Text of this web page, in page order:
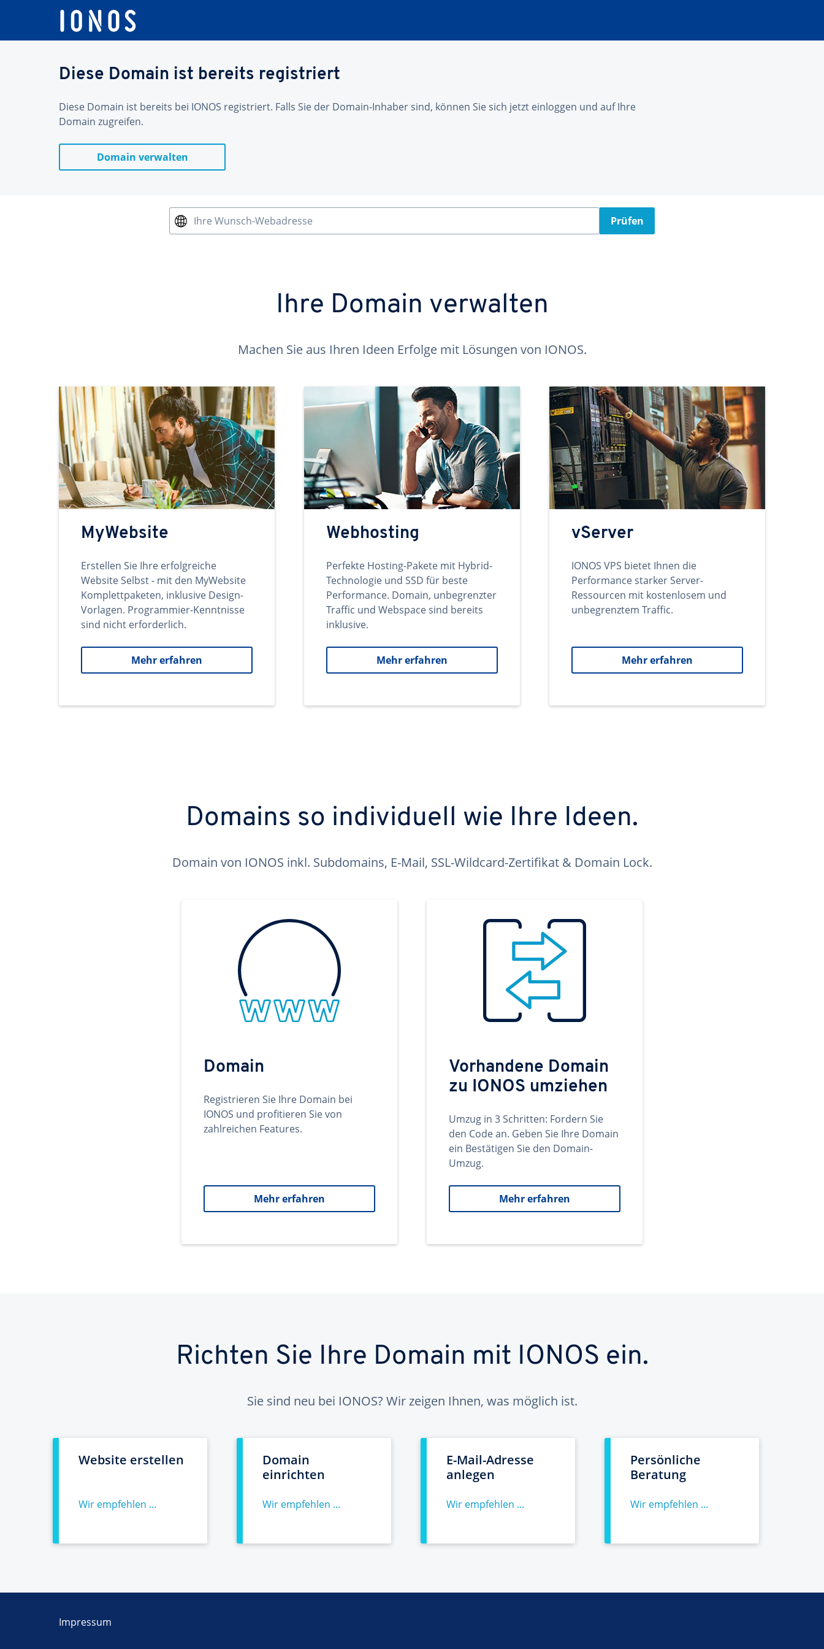
Diese Domain ist bereits registriert
Diese Domain ist bereits bei IONOS registriert. Falls Sie der Domain-Inhaber sind, können Sie sich jetzt einloggen und auf Ihre
Domain zugreifen.
Domain verwalten
Ihre Wunsch-Webadresse Prüfen
Ihre Domain verwalten
Machen Sie aus Ihren Ideen Erfolge mit Lösungen von IONOS.
MyWebsite
Erstellen Sie Ihre erfolgreiche
Website Selbst - mit den MyWebsite
Komplettpaketen, inklusive Design-
Vorlagen. Programmier-Kenntnisse
sind nicht erforderlich.
Mehr erfahren
Webhosting
Perfekte Hosting-Pakete mit Hybrid-
Technologie und SSD für beste
Performance. Domain, unbegrenzter
Traffic und Webspace sind bereits
inklusive.
Mehr erfahren
vServer
IONOS VPS bietet Ihnen die
Performance starker Server-
Ressourcen mit kostenlosem und
unbegrenztem Traffic.
Mehr erfahren
Domains so individuell wie Ihre Ideen.
Domain von IONOS inkl. Subdomains, E-Mail, SSL-Wildcard-Zertifikat & Domain Lock.
Domain
Registrieren Sie Ihre Domain bei
IONOS und profitieren Sie von
zahlreichen Features.
Mehr erfahren
Vorhandene Domain
zu IONOS umziehen
Umzug in 3 Schritten: Fordern Sie
den Code an. Geben Sie Ihre Domain
ein Bestätigen Sie den Domain-
Umzug.
Mehr erfahren
Richten Sie Ihre Domain mit IONOS ein.
Sie sind neu bei IONOS? Wir zeigen Ihnen, was möglich ist.
Website erstellen
Wir empfehlen ...
Domain
einrichten
Wir empfehlen ...
E-Mail-Adresse
anlegen
Wir empfehlen ...
Persönliche
Beratung
Wir empfehlen ...
Impressum